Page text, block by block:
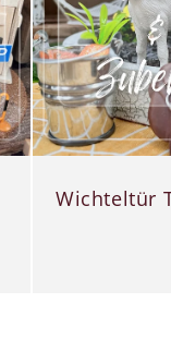
Wichteltür